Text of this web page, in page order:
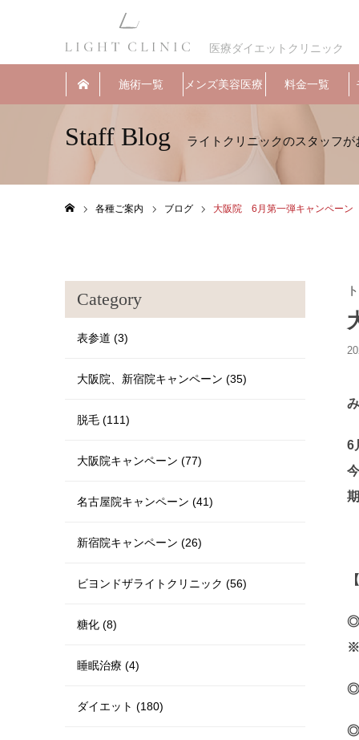
医療ダイエットクリニック
施術一覧 メンズ美容医療 料金一覧
Staff Blog
各種ご案内 ブログ 大阪院 6月第一弾キャンペーン
6
◎
※
◎
Category
表参道 (3)
大阪院、新宿院キャンペーン (35)
脱毛 (111)
大阪院キャンペーン (77)
名古屋院キャンペーン (41)
新宿院キャンペーン (26)
ビヨンドザライトクリニック (56)
糖化 (8)
睡眠治療 (4)
ダイエット (180)